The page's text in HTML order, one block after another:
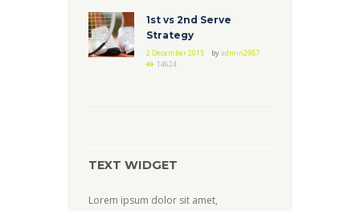
1st vs 2nd Serve
Strategy
2 December 2015 byadmin2987
14624
TEXT WIDGET
Lorem ipsum dolor sit amet,